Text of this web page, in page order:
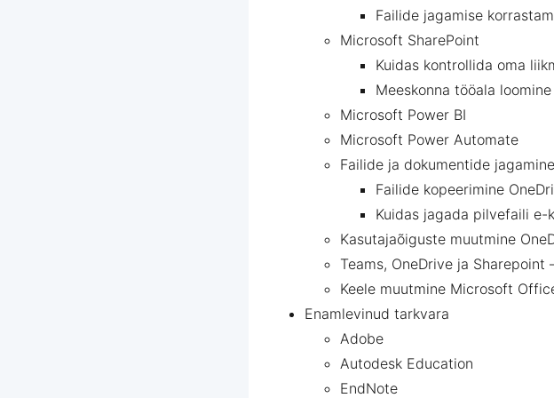
Failide jagamise
Microsoft SharePoint
Kuidas kontrollida oma
Meeskonna tööala loomine
Microsoft Power BI
Microsoft Power Automate
Failide ja dokumentide
Failide kopeerimine
Kuidas jagada pilvefaili e-
Kasutajaõiguste muutmine
Teams, OneDrive ja Sharepoint
Keele muutmine Microsoft
Enamlevinud tarkvara
Adobe
Autodesk Education
EndNote